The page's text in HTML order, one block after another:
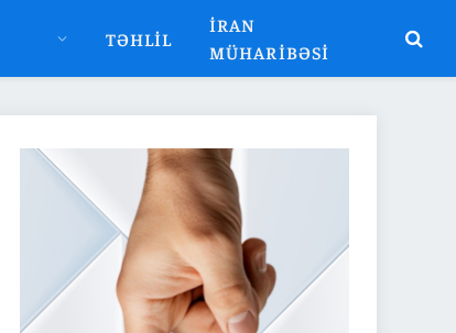
TƏHLIL
İRAN
MÜHARIBƏSI